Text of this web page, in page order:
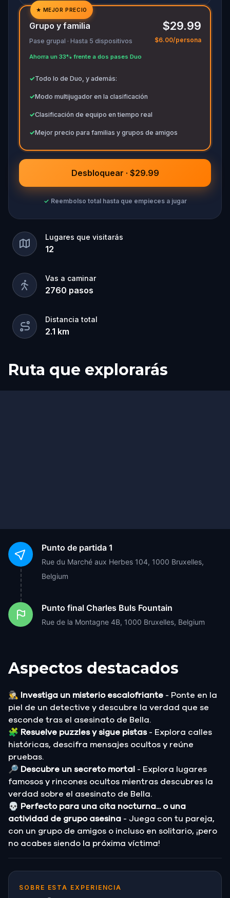
✓
✓
★ MEJOR PRECIO
Grupo y familia
Pase grupal · Hasta 5 dispositivos
Ahorra un 33% frente a dos pases Duo
$29.99
$6.00/persona
✓Todo lo de Duo, y además:
✓Modo multijugador en la clasificación
✓Clasificación de equipo en tiempo real
✓Mejor precio para familias y grupos de amigos
Desbloquear · $29.99
✓ Reembolso total hasta que empieces a jugar
Lugares que visitarás
12
Vas a caminar
2760 pasos
Distancia total
2.1 km
Ruta que explorarás
Inicio
Final
Punto de partida 1
Rue du Marché aux Herbes 104, 1000 Bruxelles,
Belgium
Punto final Charles Buls Fountain
Rue de la Montagne 4B, 1000 Bruxelles, Belgium
Aspectos destacados
🕵️‍♂️ Investiga un misterio escalofriante - Ponte en la
piel de un detective y descubre la verdad que se
esconde tras el asesinato de Bella.
🧩 Resuelve puzzles y sigue pistas- Explora calles
históricas, descifra mensajes ocultos y reúne
pruebas.
🔎 Descubre un secreto mortal - Explora lugares
famosos y rincones ocultos mientras descubres la
verdad sobre el asesinato de Bella.
💀 Perfecto para una cita nocturna... o una
actividad de grupo asesina - Juega con tu pareja,
con un grupo de amigos o incluso en solitario, ¡pero
no acabes siendo la próxima víctima!
SOBRE ESTA EXPERIENCIA